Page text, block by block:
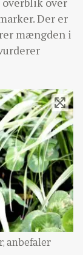
Der er
mængden i
anbefaler